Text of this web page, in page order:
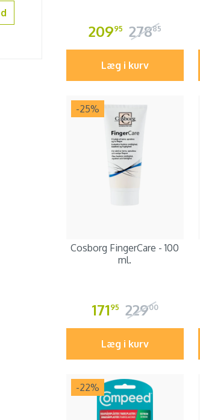
20995 27885
Læg i kurv
-25%
Cosborg FingerCare - 100
ml.
171 95 22900
Læg i kurv
-22%